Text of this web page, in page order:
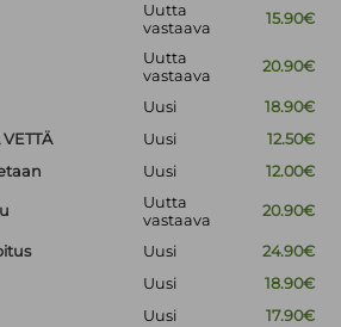
Uutta
vastaava
15.90€
Uutta
vastaava
20.90€
Uusi
18.90€
Uusi
12.50€
Uusi 12.00€
Uutta
vastaava
20.90€
Uusi
24.90€
Uusi
18.90€
Uusi
17.90€